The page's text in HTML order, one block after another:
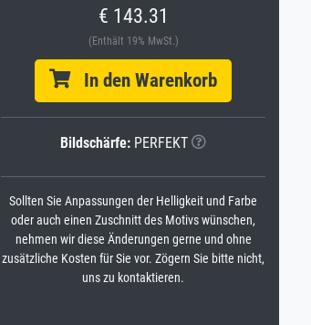
€ 143.31
(Enthält 19% MwSt.)
In den Warenkorb
Bildschärfe: PERFEKT
Sollten Sie Anpassungen der Helligkeit und Farbe
oder auch einen Zuschnitt des Motivs wünschen,
nehmen wir diese Änderungen gerne und ohne
zusätzliche Kosten für Sie vor. Zögern Sie bitte nicht,
uns zu kontaktieren.